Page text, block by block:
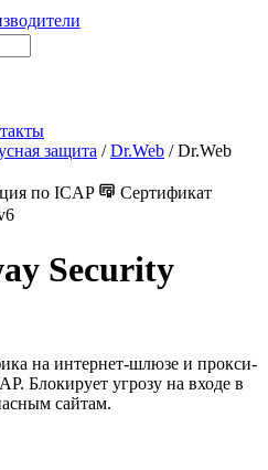
защита / Dr.Web / Dr.Web
по ICAP
Сертификат
Security
на интернет-шлюзе и прокси-
Блокирует угрозу на входе в
сайтам.